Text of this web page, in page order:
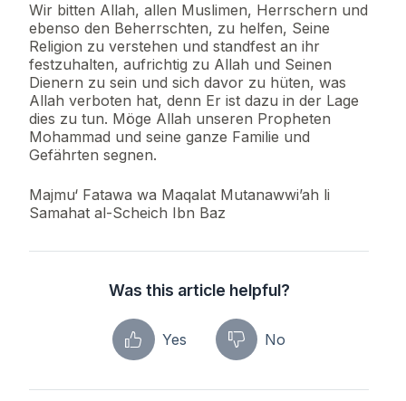
Wir bitten Allah, allen Muslimen, Herrschern und
ebenso den Beherrschten, zu helfen, Seine
Religion zu verstehen und standfest an ihr
festzuhalten, aufrichtig zu Allah und Seinen
Dienern zu sein und sich davor zu hüten, was
Allah verboten hat, denn Er ist dazu in der Lage
dies zu tun. Möge Allah unseren Propheten
Mohammad und seine ganze Familie und
Gefährten segnen.
Majmu‘ Fatawa wa Maqalat Mutanawwi’ah li
Samahat al-Scheich Ibn Baz
Was this article helpful?
Yes No